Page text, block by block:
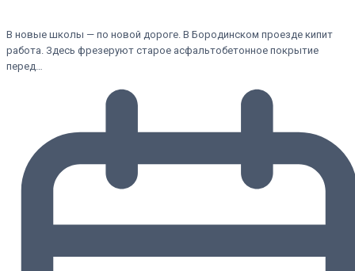
В новые школы — по новой дороге. В Бородинском проезде кипит
работа. Здесь фрезеруют старое асфальтобетонное покрытие
перед…